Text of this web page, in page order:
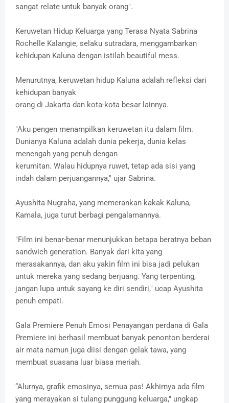
sangat relate untuk banyak orang".
Keruwetan Hidup Keluarga yang Terasa Nyata Sabrina
Rochelle Kalangie, selaku sutradara, menggambarkan
kehidupan Kaluna dengan istilah beautiful mess.
Menurutnya, keruwetan hidup Kaluna adalah refleksi dari
kehidupan banyak
orang di Jakarta dan kota-kota besar lainnya.
"Aku pengen menampilkan keruwetan itu dalam film.
Dunianya Kaluna adalah dunia pekerja, dunia kelas
menengah yang penuh dengan
kerumitan. Walau hidupnya ruwet, tetap ada sisi yang
indah dalam perjuangannya," ujar Sabrina.
Ayushita Nugraha, yang memerankan kakak Kaluna,
Kamala, juga turut berbagi pengalamannya.
"Film ini benar-benar menunjukkan betapa beratnya beban
sandwich generation. Banyak dari kita yang
merasakannya, dan aku yakin film ini bisa jadi pelukan
untuk mereka yang sedang berjuang. Yang terpenting,
jangan lupa untuk sayang ke diri sendiri," ucap Ayushita
penuh empati.
Gala Premiere Penuh Emosi Penayangan perdana di Gala
Premiere ini berhasil membuat banyak penonton berderai
air mata namun juga diisi dengan gelak tawa, yang
membuat suasana luar biasa meriah.
“Alurnya, grafik emosinya, semua pas! Akhirnya ada film
yang merayakan si tulang punggung keluarga," ungkap